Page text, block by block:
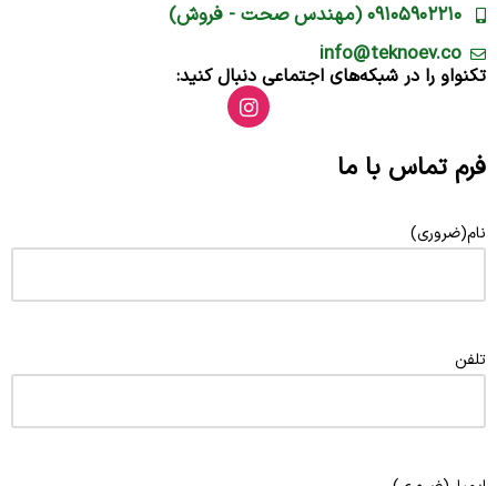
۰۹۱۰۵۹۰۲۲۱۰ (مهندس صحت - فروش)
info@teknoev.co
تکنواو را در شبکه‌های اجتماعی دنبال کنید:
فرم تماس با ما
نام(ضروری)
تلفن